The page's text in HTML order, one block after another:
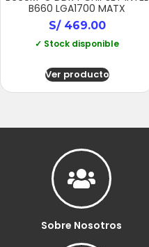
B660 LGA1700 MATX
S/469.00
✓ Stock disponible
Ver producto
Sobre Nosotros